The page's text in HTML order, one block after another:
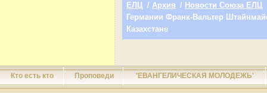
ЕЛЦ / Архив / Новости Союза ЕЛЦ
Германии Франк-Вальтер
Казахстане
Кто есть кто Проповеди 'ЕВАНГЕЛИЧЕСКАЯ МОЛОДЕЖЬ'